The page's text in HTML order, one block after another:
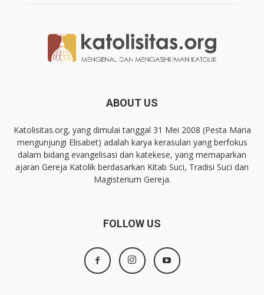
ABOUT US
Katolisitas.org, yang dimulai tanggal 31 Mei 2008 (Pesta Maria
mengunjungi Elisabet) adalah karya kerasulan yang berfokus
dalam bidang evangelisasi dan katekese, yang memaparkan
ajaran Gereja Katolik berdasarkan Kitab Suci, Tradisi Suci dan
Magisterium Gereja.
FOLLOW US